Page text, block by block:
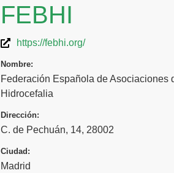
FEBHI
https://febhi.org/
Nombre:
Federación Española de Asociaciones
Hidrocefalia
Dirección:
C. de Pechuán, 14, 28002
Ciudad:
Madrid